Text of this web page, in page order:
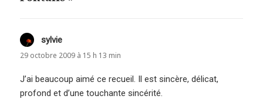
sylvie
29 octobre 2009 à 15 h 13 min
J’ai beaucoup aimé ce recueil. Il est sincère, délicat,
profond et d’une touchante sincérité.